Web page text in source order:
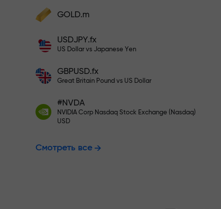
Пополните счёт — и получите бонус в
X1000 — это не опечатка. Чем больше
депозит, тем выше множитель.
Пополните на $333 —
Торгуйте
Бонус до
GOLD.m
USDJPY.fx
US Dollar vs Japanese Yen
GBPUSD.fx
Great Britain Pound vs US Dollar
#NVDA
NVIDIA Corp Nasdaq Stock Exchange (Nasdaq)
USD
Смотреть все